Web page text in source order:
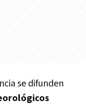
se difunden